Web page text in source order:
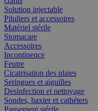
Solution injectable
Piluliers et accessoires
Matériel stérile
Stomacare
Accessoires
Incontinence
Feutre
Cicatrisation des plaies
Seringues et aiguilles
Desinfection et nettoyage
Sondes, baxter et cathéters